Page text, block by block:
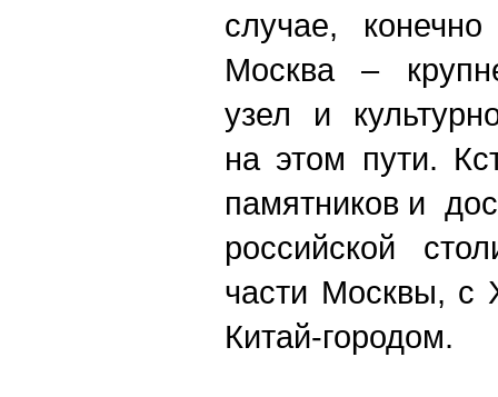
случае,
Москва –
узел и
на этом пути.
памятников и
российской
части Москвы, с
Китай-городом.